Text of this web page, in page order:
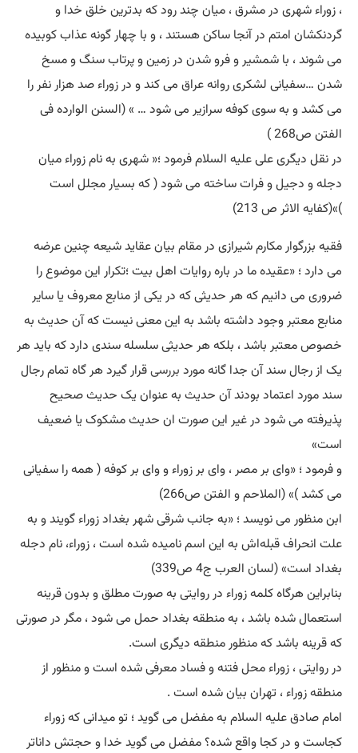
، زوراء شهری در مشرق ، میان چند رود که بدترین خلق خدا و
گردنکشان امتم در آنجا ساکن هستند ، و با چهار گونه عذاب کوبیده
می شوند ، با شمشیر و فرو شدن در زمین و پرتاب سنگ و مسخ
شدن …سفیانی لشکری روانه عراق می کند و در زوراء صد هزار نفر را
می کشد و به سوی کوفه سرازیر می شود … » (السنن الوارده فی
الفتن ص268 )
در نقل دیگری علی علیه السلام فرمود ؛« شهری به نام زوراء میان
دجله و دجیل و فرات ساخته می شود ( که بسیار مجلل است
)»(کفایه الاثر ص 213)
فقیه بزرگوار مکارم شیرازی در مقام بیان عقاید شیعه چنین عرضه
می دارد ؛ «عقیده ما در باره روایات اهل بیت ؛تکرار این موضوع را
ضروری می دانیم که هر حدیثی که در یکی از منابع معروف یا سایر
منابع معتبر وجود داشته باشد به این معنی نیست که آن حدیث به
خصوص معتبر باشد ، بلکه هر حدیثی سلسله سندی دارد که باید هر
یک از رجال سند آن جدا گانه مورد بررسیقرار گیرد هر گاه تمام رجال
سند مورد اعتماد بودند آن حدیث به عنوان یک حدیث صحیح
پذیرفته می شود در غیر این صورت ان حدیث مشکوک یا ضعیف
است»
و فرمود ؛ «وای بر مصر ، وای بر زوراء و وای بر کوفه ( همه را سفیانی
می کشد )» (الملاحم و الفتن ص266)
ابن منظور می نویسد ؛ «به جانب شرقی شهر بغداد زوراء گویند و به
علت انحراف قبله‌اش به این اسم نامیده شده است ، زوراء، نام دجله
بغداد است» (لسان العرب ج4 ص339)
بنابراین هرگاه کلمه زوراء در روایتی به صورت مطلق و بدون قرینه
استعمال شده باشد ، به منطقه بغداد حمل می شود ، مگر در صورتی
که قرینه باشد که منظور منطقه دیگری است.
در روایتی ، زوراء محل فتنه و فساد معرفی شده است و منظور از
منطقه زوراء ، تهران بیان شده است .
امام صادق علیه السلام به مفضل می گوید ؛ تو میدانی که زوراء
کجاست و در کجا واقع شده؟ مفضل می گوید خدا و حجتش داناتر